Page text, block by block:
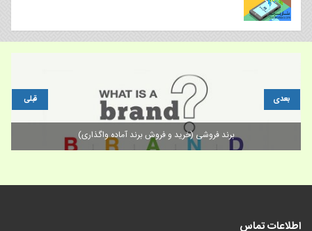
برند فروشی (خرید و فروش برند آماده واگذاری)
قبلی بعدی
اطلاعات تماس